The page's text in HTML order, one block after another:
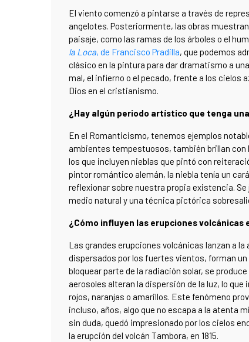
El viento comenzó a pintarse a través de
angelotes. Posteriormente, las obras
paisaje, como las ramas de los árboles o el
la Loca, de Francisco Pradilla, que podemos
clásico en la pintura para dar dramatismo a
mal, el infierno o el pecado, frente a los cielos
Dios en el cristianismo.
¿Hay algún periodo artístico que tenga
En el Romanticismo, tenemos ejemplos
ambientes tempestuosos, también brillan con
los que incluyen nieblas que pintó con
pintor romántico alemán, la niebla tenía un
reflexionar sobre nuestra propia existencia.
medio natural y una técnica pictórica
¿Cómo influyen las erupciones
Las grandes erupciones volcánicas lanzan a
dispersados por los fuertes vientos, forman un
bloquear parte de la radiación solar, se
aerosoles alteran la dispersión de la luz, lo
rojos, naranjas o amarillos. Este fenómeno
incluso, años, algo que no escapa a la atenta
sin duda, quedó impresionado por los cielos
la erupción del volcán Tambora, en 1815.